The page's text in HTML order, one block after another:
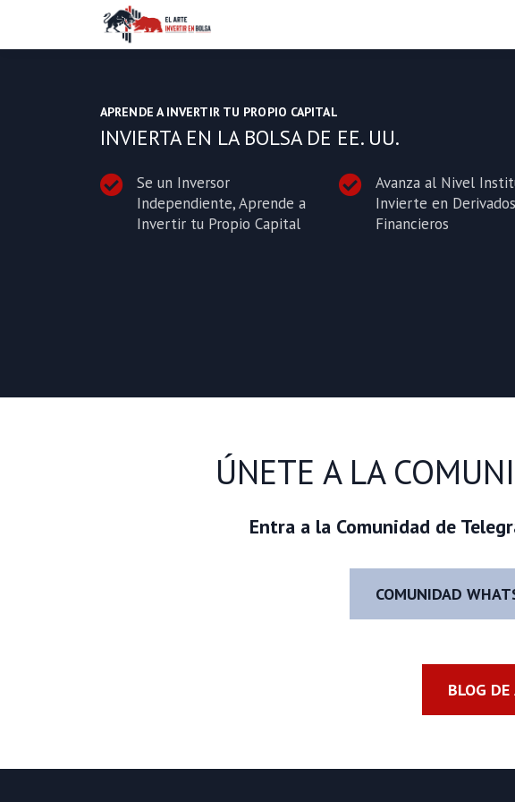
APRENDE A INVERTIR TU PROPIO CAPITAL
INVIERTA EN LA BOLSA DE EE. UU.
Se un Inversor
Independiente, Aprende a
Invertir tu Propio Capital
Avanza al Nivel
Invierte en Derivados
Financieros
ÚNETE A LA
Entra a la Comunidad de
COMUNIDAD
BLOG